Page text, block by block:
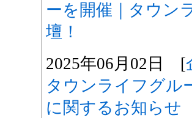
ーを開催｜タウン
壇！
2025年06月02日 [
タウンライフグル
に関するお知らせ